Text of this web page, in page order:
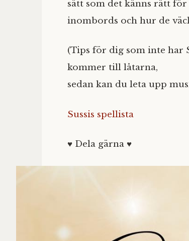
sätt som det känns rätt
inombords och hur de
(Tips för dig som inte har
kommer till låtarna,
sedan kan du leta upp
Sussis spellista
♥ Dela gärna ♥